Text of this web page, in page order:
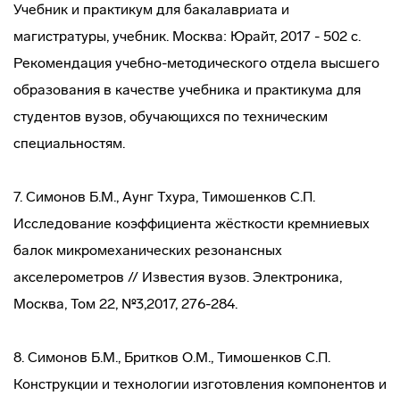
Учебник и практикум для бакалавриата и
магистратуры, учебник. Москва: Юрайт, 2017 - 502 с.
Рекомендация учебно-методического отдела высшего
образования в качестве учебника и практикума для
студентов вузов, обучающихся по техническим
специальностям.
7. Симонов Б.М., Аунг Тхура, Тимошенков С.П.
Исследование коэффициента жёсткости кремниевых
балок микромеханических резонансных
акселерометров // Известия вузов. Электроника,
Москва, Том 22, №3,2017, 276-284.
8. Симонов Б.М., Бритков О.М., Тимошенков С.П.
Конструкции и технологии изготовления компонентов и